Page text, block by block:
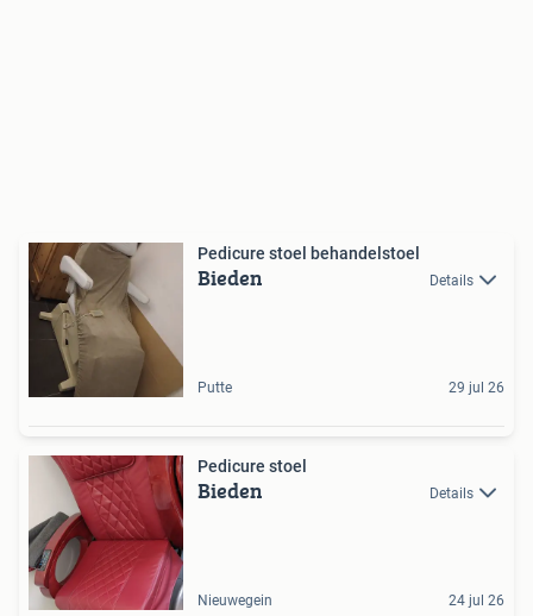
Pedicure stoel behandelstoel
Bieden Details
Putte 29 jul 26
Pedicure stoel
Bieden Details
Nieuwegein 24 jul 26